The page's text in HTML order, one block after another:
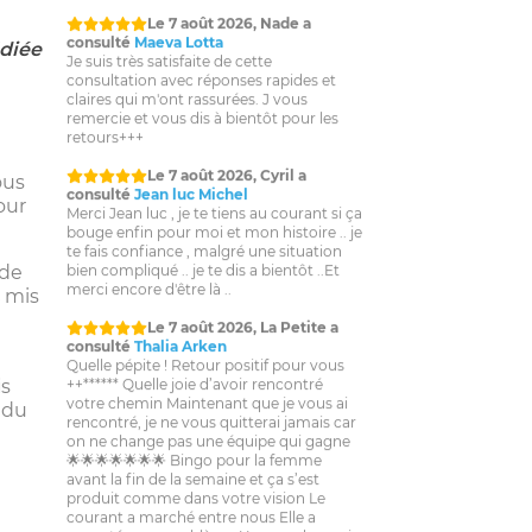
mis
Je suis très satisfaite de cette
consultation avec réponses rapides et
claires qui m'ont rassurées. J vous
remercie et vous dis à bientôt pour les
retours+++
Merci Jean luc , je te tiens au courant si ça
bouge enfin pour moi et mon histoire .. je
te fais confiance , malgré une situation
bien compliqué .. je te dis a bientôt ..Et
merci encore d'être là ..
Le 7 août 2026, La Petite a
Quelle pépite ! Retour positif pour vous
++****** Quelle joie d’avoir rencontré
votre chemin Maintenant que je vous ai
rencontré, je ne vous quitterai jamais car
on ne change pas une équipe qui gagne
🌟🌟🌟🌟🌟🌟🌟 Bingo pour la femme
avant la fin de la semaine et ça s’est
produit comme dans votre vision Le
courant a marché entre nous Elle a
accepté mon problème Un grand merci
pour votre gentillesse et générosité Je